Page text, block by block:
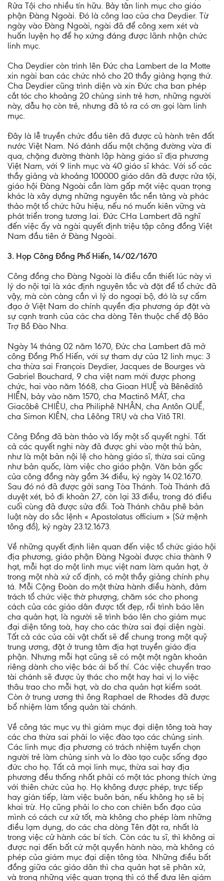
Rửa Tội cho nhiều tín hữu. Bảy tân linh mục cho giáo
phận Ðàng Ngoài. Ðó là công lao của cha Deydier. Từ
ngày vào Ðàng Ngoài, ngài đã để công xem xét và
huấn luyện họ để họ xứng đáng được lãnh nhận chức
linh mục.
Cha Deydier còn trình lên Ðức cha Lambert de la Motte
xin ngài ban các chức nhỏ cho 20 thầy giảng hạng thứ.
Cha Deydier cũng trình diện và xin Ðức cha ban phép
cắt tóc cho khoảng 20 chủng sinh trẻ hơn, những người
này, dẫu họ còn trẻ, nhưng đã tỏ ra có ơn gọi làm linh
mục.
Ðây là lễ truyền chức đầu tiên đã được củ hành trên đất
nước Việt Nam. Nó đánh dấu một chặng đường vừa đi
qua, chặng đường thành lập hàng giáo sĩ địa phương
Việt Nam, với 9 linh mục và 40 giáo sĩ khác. Với số các
thầy giảng và khoảng 100000 giáo dân đã được rửa tội,
giáo hội Ðàng Ngoài cần làm gấp một việc quan trọng
khác là xây dựng những nguyên tắc nền tảng và phác
thảo một tổ chức hữu hiệu, nếu nó muốn kiên vững và
phát triển trong tương lai. Ðức CHa Lambert đã nghĩ
đến việc ấy và ngài quyết định triệu tập công đồng Việt
Nam đầu tiên ở Ðàng Ngoài.
3. Họp Công Ðồng Phố Hiến, 14/02/1670
Công đồng cho Ðàng Ngoài là điều cần thiết lúc này vì
lý do nội tại là xác định nguyên tắc và đặt để tổ chức đã
vậy, mà còn càng cần vì lý do ngoại bộ, đó là sự cấm
đạo ở Việt Nam do chính quyền địa phương áp đặt và
sự cạnh tranh của các cha dòng Tên thuộc chế độ Bảo
Trợ Bồ Ðào Nha.
Ngày 14 tháng 02 năm 1670, Ðức cha Lambert đã mở
công Ðồng Phố Hiến, với sự tham dự của 12 linh mục: 3
cha thừa sai François Deydier, Jacques de Bourges và
Gabriel Bouchard, 9 cha việt nam mới được phong
chức, hai vào năm 1668, cha Gioan HUỆ và Bênêditô
HIỀN, bảy vào năm 1570, cha Mactinô MÁT, cha
Giacôbê CHIÊU, cha Philiphê NHÂN, cha Antôn QUẾ,
cha Simon KIÊN, cha Lêông TRỤ và cha Vitô TRI.
Công Ðồng đã bàn thảo và lấy một số quyết nghi. Tất
cả các quyết nghi này đã được ghi vào một thủ bản,
như là một bản nội lệ cho hàng giáo sĩ, thừa sai cũng
như bản quốc, làm việc cho giáo phận. Văn bản gốc
của công đồng này gồm 34 điều, ký ngày 14.02.1670.
Sau đó nó đã được gởi sang Tòa Thánh. Toà Thánh đã
duyệt xét, bỏ đi khoản 27, còn lại 33 điều, trong đó điều
cuối cùng đã được sửa đổi. Toà Thánh châu phê bản
luật này do sắc lệnh « Apostolatus officium » (Sứ mệnh
tông đồ), ký ngày 23.12.1673.
Về những quyết định liên quan đến việc tổ chức giáo hội
địa phương, giáo phận Ðàng Ngoài được chia thành 9
hạt, mỗi hạt do một linh mục việt nam làm quản hạt, ở
trong một nhà xứ cố định, có một thầy giảng chính phụ
tá. Mỗi Cộng Ðoàn do một thừa hành điều hành, đảm
trách tổ chức việc thờ phượng, chăm sóc cho phong
cách của các giáo dân được tốt đẹp, rồi trình báo lên
cha quản hạt, là người sẽ trình báo lên cho giám mục
đại diện tông toà, hay cho các thừa sai đại diện ngài.
Tất cả các của cải vật chất sẽ để chung trong một quỹ
trung ương, đặt ở trung tâm địa hạt truyền giáo địa
phận. Nhưng mỗi hạt cũng sẽ có một một ngân khoản
riêng dành cho việc bác ái bố thí. Các việc chuyển trao
tài chánh sẽ được ủy thác cho một hay hai vị lo việc
thâu trao cho mỗi hạt, và do cha quản hạt kiểm soát.
Còn ở trung ương thì ông Raphael de Rhodes đã được
bổ nhiệm làm tổng quản tài chánh.
Về công tác mục vụ thì giám mục đại diện tông toà hay
các cha thừa sai phải lo việc đào tạo các chủng sinh.
Các linh mục địa phương có trách nhiệm tuyển chọn
người trẻ làm chủng sinh và lo đào tạo cuộc sống đạo
đức cho họ. Tất cả mọi linh mục, thừa sai hay địa
phương đều thống nhất phải có một tác phong thích ứng
với thiên chức của họ. Họ không được phép, trực tiếp
hay gián tiếp, làm việc buôn bán, nếu không họ sẽ bị
khai trừ. Họ cũng phải lo cho con chiên bổn đạo của
mình có cách cư xử tốt, mà không cho phép làm những
điều lạm dụng, do các cha dòng Tên đặt ra, nhất là
trong việc cử hành các bí tích. Còn các tu sĩ, thì không ai
được nại đến bất cứ một quyền hành nào, mà không có
phép của giám mục đại diện tông tòa. Những điều bất
đồng giữa các giáo dân thì cha quản hạt sẽ phân xử,
và trong những việc quan trọng thì có thể đưa lên giám